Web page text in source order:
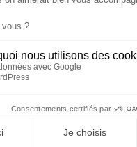
vos journées.
vos correspondants, votre
: premier brief, boîte
les vannes,